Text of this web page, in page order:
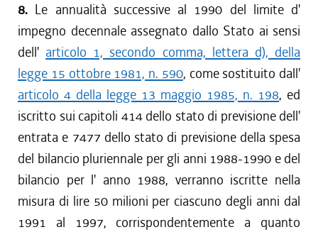
8. Le annualità successive al 1990 del limite d'
impegno decennale assegnato dallo Stato ai sensi
dell' articolo 1, secondo comma, lettera d), della
legge 15 ottobre 1981, n. 590, come sostituito dall'
articolo 4 della legge 13 maggio 1985, n. 198, ed
iscritto sui capitoli 414 dello stato di previsione dell'
entrata e 7477 dello stato di previsione della spesa
del bilancio pluriennale per gli anni 1988-1990 e del
bilancio per l' anno 1988, verranno iscritte nella
misura di lire 50 milioni per ciascuno degli anni dal
1991 al 1997, corrispondentemente a quanto